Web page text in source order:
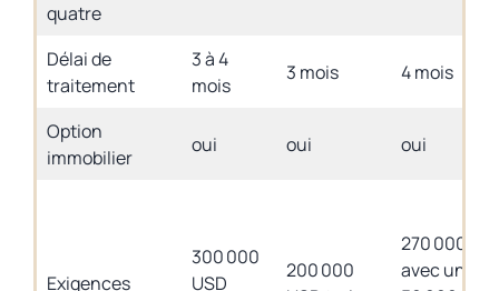
quatre
Délai de
traitement
3 à 4
mois
3 mois 4 mois
Option
immobilier
oui oui oui
Exigences
300 000
USD
200 000
270 000
avec un